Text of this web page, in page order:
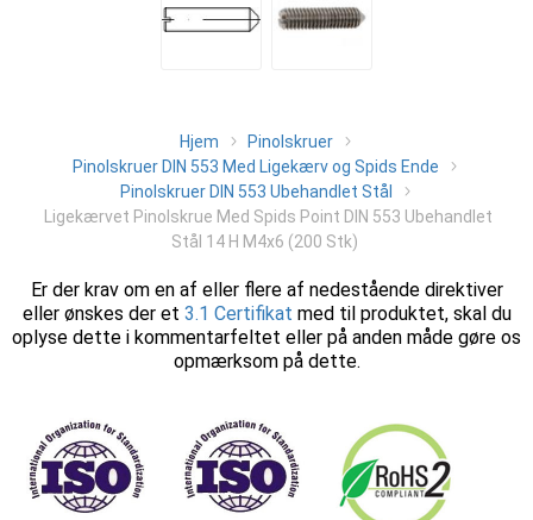
Hjem
Pinolskruer
Pinolskruer DIN 553 Med Ligekærv og Spids Ende
Pinolskruer DIN 553 Ubehandlet Stål
Ligekærvet Pinolskrue Med Spids Point DIN 553 Ubehandlet
Stål 14 H M4x6 (200 Stk)
Er der krav om en af eller flere af nedestående direktiver
eller ønskes der et 3.1 Certifikat med til produktet, skal du
oplyse dette i kommentarfeltet eller på anden måde gøre os
opmærksom på dette.